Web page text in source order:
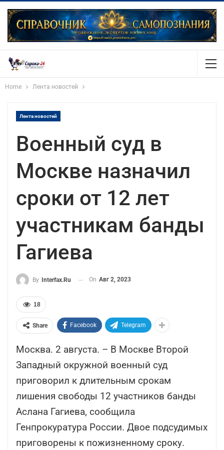
Home Лента новостей
Лента новостей
Военный суд в
Москве назначил
сроки от 12 лет
участникам банды
Гагиева
By Interfax.ru On Авг 2, 2023
18
Share Facebook Telegram
Москва. 2 августа. – В Москве Второй
Западный окружной военный суд
приговорил к длительным срокам
лишения свободы 12 участников банды
Аслана Гагиева, сообщила
Генпрокуратура России. Двое подсудимых
приговорены к пожизненному сроку.